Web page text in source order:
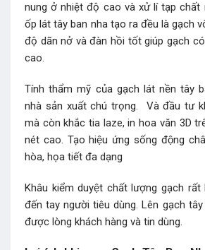
nung ở nhiệt độ cao và xử lí tạp chất
ốp lát tây ban nhatạo ra đều là gạch
độ dãn nở và đàn hồi tốt giúp gạch
cao.
Tính thẩm mỹ của gạch lát nền tây
nhà sản xuất chú trọng. Và đầu tư
mà còn khắc tia laze, in hoa văn 3D
nét cao. Tạo hiệu ứng sống động
hòa, họa tiết đa dạng
Khâu kiểm duyệt chất lượng gạch
đến tay người tiêu dùng. Lên gạch
được lòng khách hàng và tin dùng.